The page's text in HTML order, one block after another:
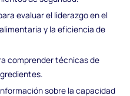
evaluar el liderazgo en el
y la eficiencia de
comprender técnicas de
sobre la capacidad